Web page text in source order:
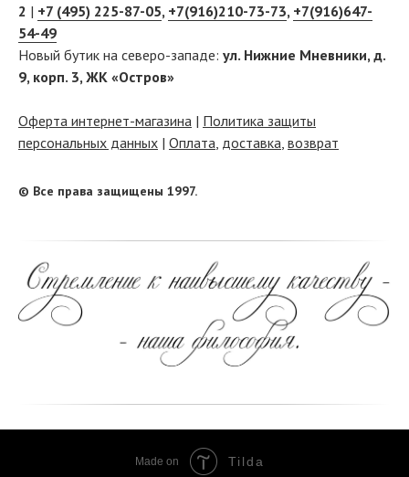
2 | +7 (495) 225-87-05, +7(916)210-73-73, +7(916)647-
54-49
Новый бутик на северо-западе: ул. Нижние Мневники, д.
9, корп. 3, ЖК «Остров»
Оферта интернет-магазина | Политика защиты
персональных данных | Оплата доставка возврат
© Все права защищены 1997.
Made on Tilda